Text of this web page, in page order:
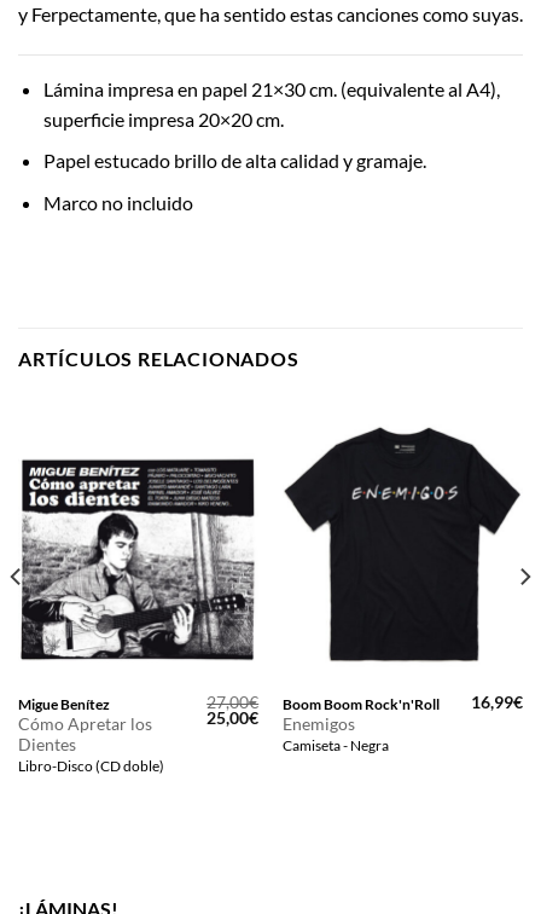
y Ferpectamente, que ha sentido estas canciones como suyas.
Lámina impresa en papel 21×30 cm. (equivalente al A4),
superficie impresa 20×20 cm.
Papel estucado brillo de alta calidad y gramaje.
Marco no incluido
ARTÍCULOS RELACIONADOS
Migue Benítez
Cómo Apretar los
Dientes
Libro-Disco (CD doble)
27,00€
El
precio
25,00€El
precio
actual
Boom Boom Rock'n'Roll
Enemigos
Camiseta - Negra
16,99€
¡LÁMINAS!